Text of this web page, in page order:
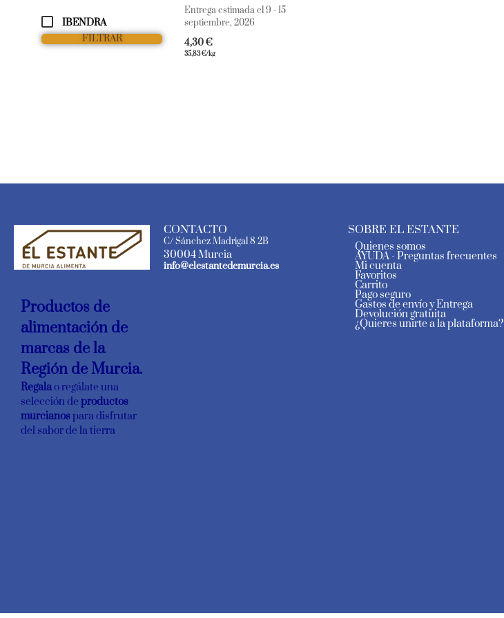
IBENDRA
FILTRAR
Entrega estimada el 9 - 15
septiembre, 2026
4,30€
35,83€/kg
Productos de
alimentación de
marcas de la
Región de Murcia.
Regalao regálate una
selección de productos
murcianospara disfrutar
del sabor de la tierra
CONTACTO
C/ Sánchez Madrigal 8 2B
30004 Murcia
info@elestantedemurcia.es
SOBRE EL ESTANTE
Quienes somos
AYUDA - Preguntas frecuentes
Mi cuenta
Favoritos
Carrito
Pago seguro
Gastos de envío y Entrega
Devolución gratuita
¿Quieres unirte a la plataforma?